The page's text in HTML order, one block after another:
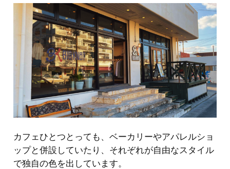
カフェひとつとっても、ベーカリーやアパレルショ
ップと併設していたり、それぞれが自由なスタイル
で独自の色を出しています。